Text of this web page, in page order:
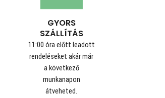
GYORS
SZÁLLÍTÁS
11:00 óra előtt leadott
rendeléseket akár már
a következő
munkanapon
átveheted.